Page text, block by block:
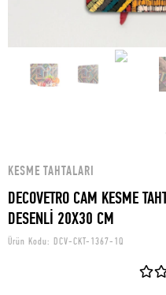
KESME TAHTALARI
DECOVETRO CAM KESME
DESENLİ 20X30 CM
Ürün Kodu: DCV-CKT-1367-1Q